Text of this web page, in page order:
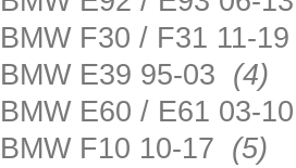
BMW F30 / F31 11-19
BMW E39 95-03 (4)
BMW E60 / E61 03-10
BMW F10 10-17 (5)